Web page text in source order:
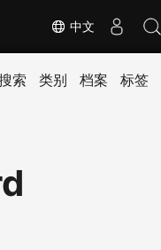
中文
索 类别 档案 标签